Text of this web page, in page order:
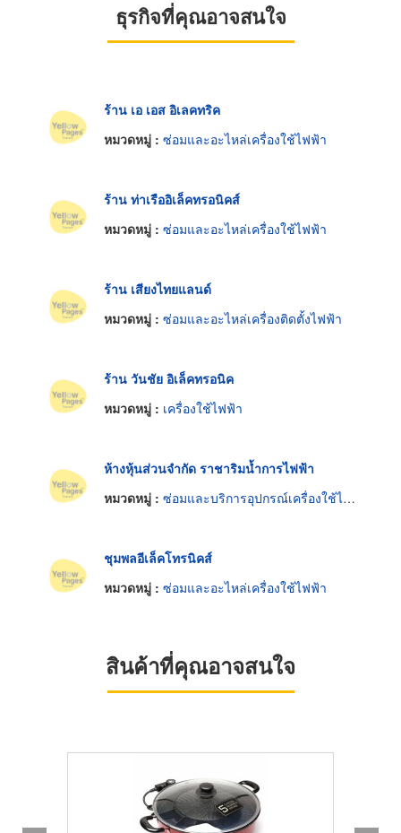
ธุรกิจที่คุณอาจสนใจ
ร้าน เอ เอส อิเลคทริค
หมวดหมู่ : ซ่อมและอะไหล่เครื่องใช้ไฟฟ้า
ร้าน ท่าเรืออิเล็คทรอนิคส์
หมวดหมู่ : ซ่อมและอะไหล่เครื่องใช้ไฟฟ้า
ร้าน เสียงไทยแลนด์
หมวดหมู่ : ซ่อมและอะไหล่เครื่องติดตั้งไฟฟ้า
ร้าน วันชัย อิเล็คทรอนิค
หมวดหมู่ : เครื่องใช้ไฟฟ้า
ห้างหุ้นส่วนจำกัด ราชาริมน้ำการไฟฟ้า
หมวดหมู่ : ซ่อมและบริการอุปกรณ์เครื่องใช้ไฟฟ้า
ชุมพลอีเล็คโทรนิคส์
หมวดหมู่ : ซ่อมและอะไหล่เครื่องใช้ไฟฟ้า
สินค้าที่คุณอาจสนใจ